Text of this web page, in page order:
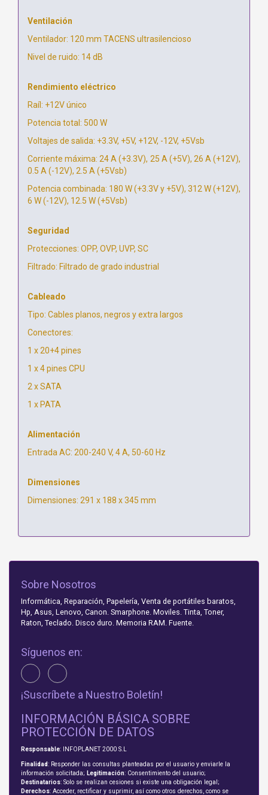
Ventilación
Ventilador: 120 mm TACENS ultrasilencioso
Nivel de ruido: 14 dB
Rendimiento eléctrico
Raíl: +12V único
Potencia total: 500 W
Voltajes de salida: +3.3V, +5V, +12V, -12V, +5Vsb
Corriente máxima: 24 A (+3.3V), 25 A (+5V), 26 A (+12V),
0.5 A (-12V), 2.5 A (+5Vsb)
Potencia combinada: 180 W (+3.3V y +5V), 312 W (+12V),
6 W (-12V), 12.5 W (+5Vsb)
Seguridad
Protecciones: OPP, OVP, UVP, SC
Filtrado: Filtrado de grado industrial
Cableado
Tipo: Cables planos, negros y extra largos
Conectores:
1 x 20+4 pines
1 x 4 pines CPU
2 x SATA
1 x PATA
Alimentación
Entrada AC: 200-240 V, 4 A, 50-60 Hz
Dimensiones
Dimensiones: 291 x 188 x 345 mm
Sobre Nosotros
Informática, Reparación, Papelería, Venta de portátiles baratos,
Hp, Asus, Lenovo, Canon. Smarphone. Moviles. Tinta, Toner,
Raton, Teclado. Disco duro. Memoria RAM. Fuente.
Síguenos en:
¡Suscríbete a Nuestro Boletín!
INFORMACIÓN BÁSICA SOBRE
PROTECCIÓN DE DATOS
Responsable: INFOPLANET 2000 S.L
Finalidad: Responder las consultas planteadas por el usuario y enviarle la
información solicitada; Legitimación: Consentimiento del usuario;
Destinatarios: Solo se realizan cesiones si existe una obligación legal;
Derechos: Acceder, rectificar y suprimir, así como otros derechos, como se